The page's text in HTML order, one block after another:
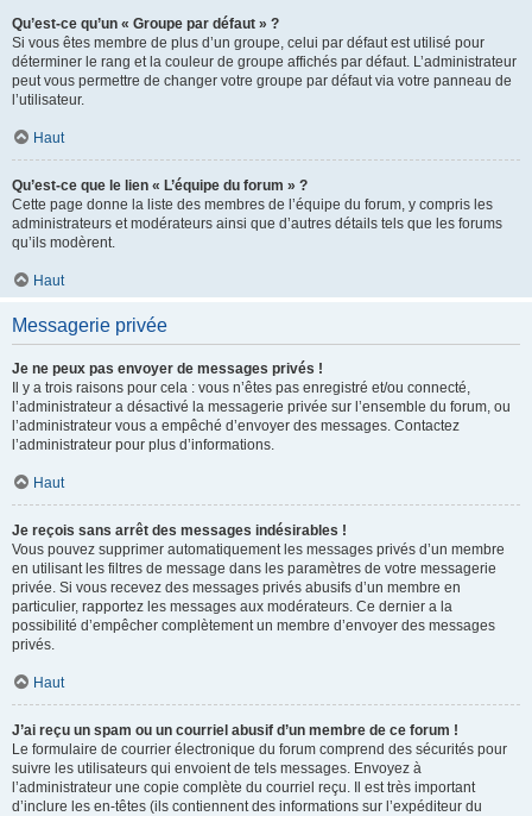
Qu’est-ce qu’un « Groupe par défaut » ?
Si vous êtes membre de plus d’un groupe, celui par défaut est utilisé pour
déterminer le rang et la couleur de groupe affichés par défaut. L’administrateur
peut vous permettre de changer votre groupe par défaut via votre panneau de
l’utilisateur.
Haut
Qu’est-ce que le lien « L’équipe du forum » ?
Cette page donne la liste des membres de l’équipe du forum, y compris les
administrateurs et modérateurs ainsi que d’autres détails tels que les forums
qu’ils modèrent.
Haut
Messagerie privée
Je ne peux pas envoyer de messages privés !
Il y a trois raisons pour cela : vous n’êtes pas enregistré et/ou connecté,
l’administrateur a désactivé la messagerie privée sur l’ensemble du forum, ou
l’administrateur vous a empêché d’envoyer des messages. Contactez
l’administrateur pour plus d’informations.
Haut
Je reçois sans arrêt des messages indésirables !
Vous pouvez supprimer automatiquement les messages privés d’un membre
en utilisant les filtres de message dans les paramètres de votre messagerie
privée. Si vous recevez des messages privés abusifs d’un membre en
particulier, rapportez les messages aux modérateurs. Ce dernier a la
possibilité d’empêcher complètement un membre d’envoyer des messages
privés.
Haut
J’ai reçu un spam ou un courriel abusif d’un membre de ce forum !
Le formulaire de courrier électronique du forum comprend des sécurités pour
suivre les utilisateurs qui envoient de tels messages. Envoyez à
l’administrateur une copie complète du courriel reçu. Il est très important
d’inclure les en-têtes (ils contiennent des informations sur l’expéditeur du